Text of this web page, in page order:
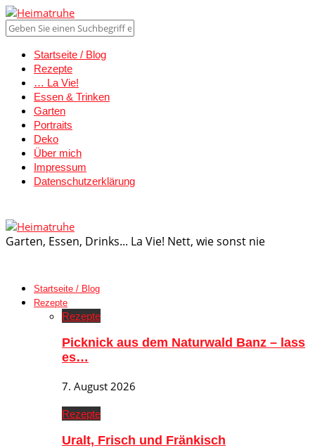
Startseite / Blog
Rezepte
… La Vie!
Essen & Trinken
Garten
Portraits
Deko
Über mich
Impressum
Datenschutzerklärung
Garten, Essen, Drinks... La Vie! Nett, wie sonst nie
Startseite / Blog
Rezepte
Rezepte
Picknick aus dem Naturwald Banz – lass
es…
7. August 2026
Rezepte
Uralt, Frisch und Fränkisch